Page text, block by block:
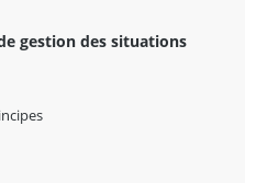
gestion des situations